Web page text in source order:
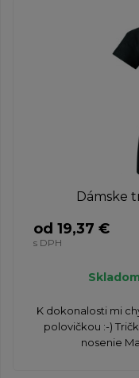
Dámske
od 19,37 €
s DPH
Skladom
K dokonalosti mi
polovičkou :-)
nosenie